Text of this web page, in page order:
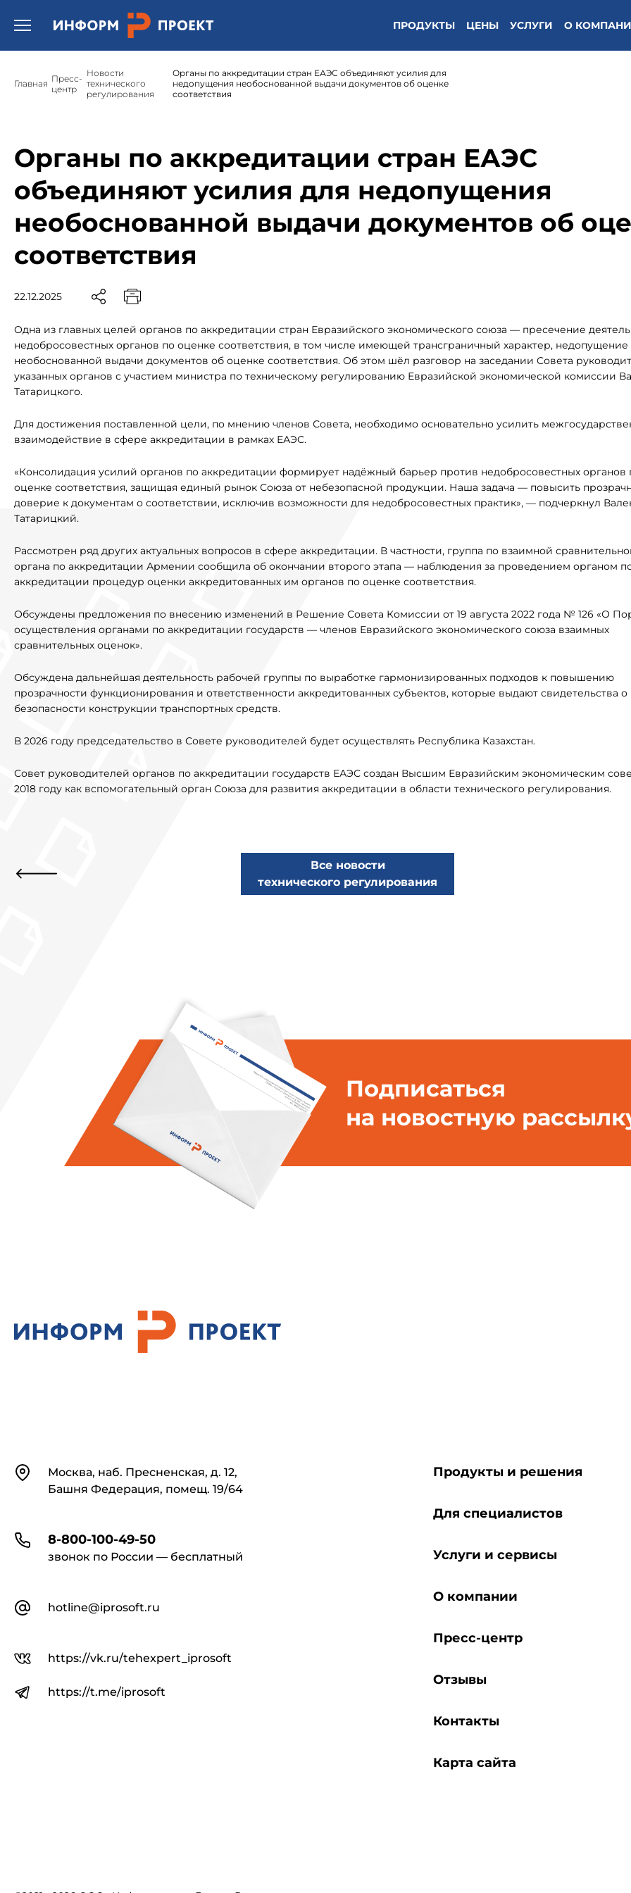
Открыть бургер меню. ПРОДУКТЫ ЦЕНЫ УСЛУГИ О
Главная Пресс-
центр
Новости
технического
регулирования
Органы по аккредитации стран ЕАЭС объединяют усилия для
недопущения необоснованной выдачи документов об оценке
соответствия
Органы по аккредитации стран ЕАЭС
объединяют усилия для недопущения
необоснованной выдачи документов об
соответствия
22.12.2025
Одна из главных целей органов по аккредитации стран Евразийского экономического союза — пресечение
недобросовестных органов по оценке соответствия, в том числе имеющей трансграничный характер, недопущение
необоснованной выдачи документов об оценке соответствия. Об этом шёл разговор на заседании Совета
указанных органов с участием министра по техническому регулированию Евразийской экономической комиссии
Татарицкого.
Для достижения поставленной цели, по мнению членов Совета, необходимо основательно усилить
взаимодействие в сфере аккредитации в рамках ЕАЭС.
«Консолидация усилий органов по аккредитации формирует надёжный барьер против недобросовестных органов
оценке соответствия, защищая единый рынок Союза от небезопасной продукции. Наша задача — повысить
доверие к документам о соответствии, исключив возможности для недобросовестных практик», — подчеркнул
Татарицкий.
Рассмотрен ряд других актуальных вопросов в сфере аккредитации. В частности, группа по взаимной
органа по аккредитации Армении сообщила об окончании второго этапа — наблюдения за проведением органом
аккредитации процедур оценки аккредитованных им органов по оценке соответствия.
Обсуждены предложения по внесению изменений в Решение Совета Комиссии от 19 августа 2022 года № 126 «О
осуществления органами по аккредитации государств — членов Евразийского экономического союза взаимных
сравнительных оценок».
Обсуждена дальнейшая деятельность рабочей группы по выработке гармонизированных подходов к повышению
прозрачности функционирования и ответственности аккредитованных субъектов, которые выдают свидетельства о
безопасности конструкции транспортных средств.
В 2026 году председательство в Совете руководителей будет осуществлять Республика Казахстан.
Совет руководителей органов по аккредитации государств ЕАЭС создан Высшим Евразийским экономическим
2018 году как вспомогательный орган Союза для развития аккредитации в области технического регулирования.
Все новости
технического регулирования
Подписаться
на новостную
КонтактыМосква, наб. Пресненская, д. 12,
Башня Федерация, помещ. 19/64
8-800-100-49-50
звонок по России — бесплатный
hotline@iprosoft.ru
https://vk.ru/tehexpert_iprosoft
https://t.me/iprosoft
Продукты и решения
Для специалистов
Услуги и сервисы
О компании
Пресс-центр
Отзывы
Контакты
Карта сайта